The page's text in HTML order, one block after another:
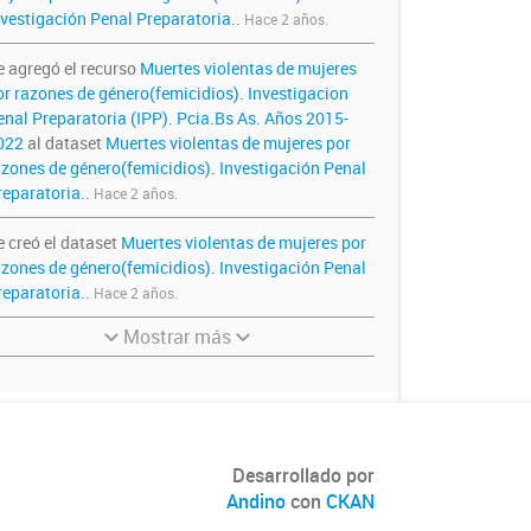
Penal Preparatoria.. Hace 2 años.
agregó el recurso Muertes violentas de mujeres
razones de género(femicidios). Investigacion
Preparatoria (IPP). Pcia.Bs As. Años 2015-
al dataset Muertes violentas de mujeres por
de género(femicidios). Investigación Penal
. Hace 2 años.
creó el dataset Muertes violentas de mujeres por
de género(femicidios). Investigación Penal
. Hace 2 años.
Mostrar más
Desarrollado por
Andinocon CKAN